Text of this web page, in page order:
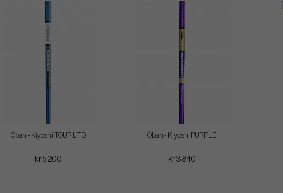
Oban - Kiyoshi TOUR LTD
kr 5 200
Oban - Kiyoshi PURPLE
kr 3 840